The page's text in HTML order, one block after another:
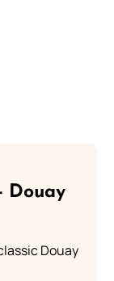
Douay
Douay